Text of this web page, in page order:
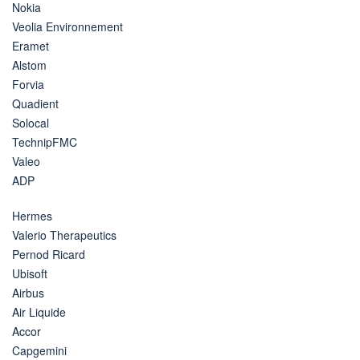
Nokia
Veolia Environnement
Eramet
Alstom
Forvia
Quadient
Solocal
TechnipFMC
Valeo
ADP
Hermes
Valerio Therapeutics
Pernod Ricard
Ubisoft
Airbus
Air Liquide
Accor
Capgemini